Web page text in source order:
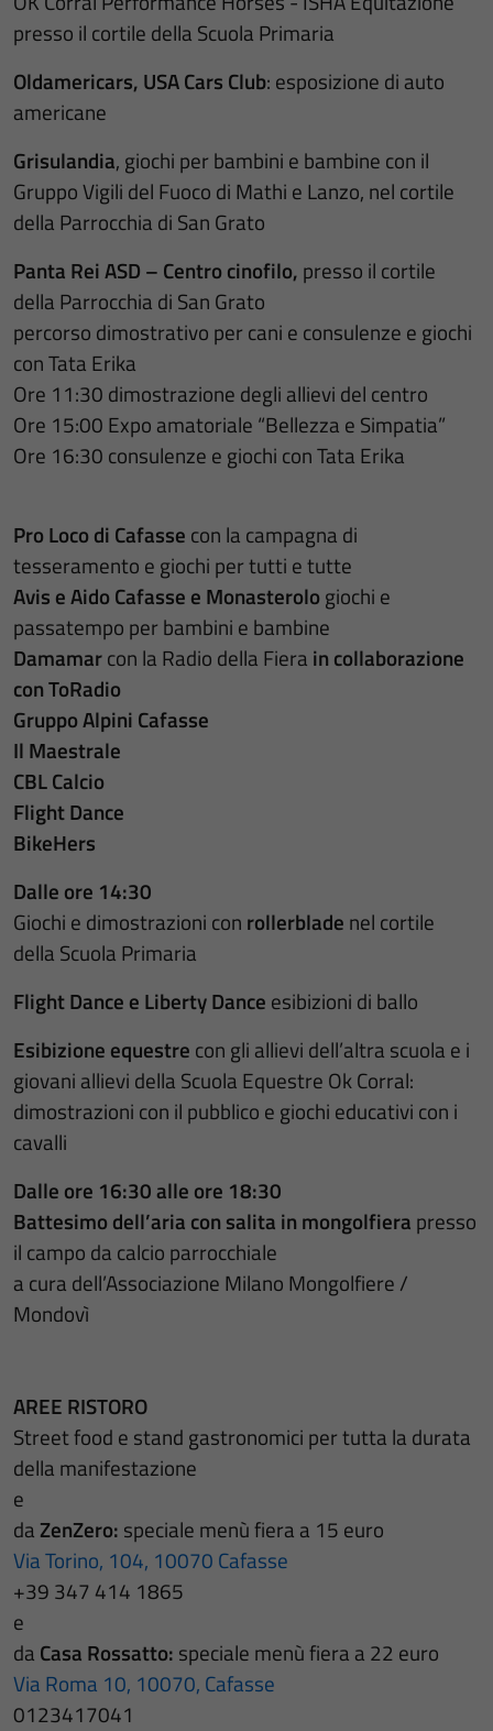
presso il cortile della Scuola Primaria
Oldamericars, USA Cars Club: esposizione di auto
americane
Grisulandia, giochi per bambini e bambine con il
Gruppo Vigili del Fuoco di Mathi e Lanzo, nel cortile
della Parrocchia di San Grato
Panta Rei ASD – Centro cinofilo, presso il cortile
della Parrocchia di San Grato
percorso dimostrativo per cani e consulenze e giochi
con Tata Erika
Ore 11:30 dimostrazione degli allievi del centro
Ore 15:00 Expo amatoriale “Bellezza e Simpatia”
Ore 16:30 consulenze e giochi con Tata Erika
Pro Loco di Cafasse con la campagna di
tesseramento e giochi per tutti e tutte
Avis e Aido Cafasse e Monasterolo giochi e
passatempo per bambini e bambine
Damamarcon la Radio della Fiera in collaborazione
con ToRadio
Gruppo Alpini Cafasse
Il Maestrale
CBL Calcio
Flight Dance
BikeHers
Dalle ore 14:30
Giochi e dimostrazioni con rollerblade nel cortile
della Scuola Primaria
Flight Dance e Liberty Dance esibizioni di ballo
Esibizione equestre con gli allievi dell’altra scuola e i
giovani allievi della Scuola Equestre Ok Corral:
dimostrazioni con il pubblico e giochi educativi con i
cavalli
Dalle ore 16:30 alle ore 18:30
Battesimo dell’aria con salita in mongolfiera presso
il campo da calcio parrocchiale
a cura dell’Associazione Milano Mongolfiere /
Mondovì
AREE RISTORO
Street food e stand gastronomici per tutta la durata
della manifestazione
e
da ZenZero: speciale menù fiera a 15 euro
Via Torino, 104, 10070 Cafasse
+39 347 414 1865
e
da Casa Rossatto: speciale menù fiera a 22 euro
Via Roma 10, 10070, Cafasse
0123417041